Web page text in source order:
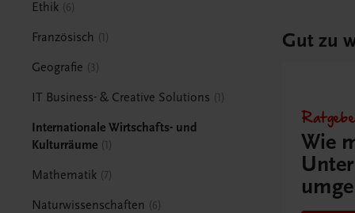
Ethik 6
Französisch 1
Geografie 3
IT Business- & Creative Solutions 1
Internationale Wirtschafts- und
Kulturräume 1
Mathematik 7
Naturwissenschaften 6
Gut zu
Wie